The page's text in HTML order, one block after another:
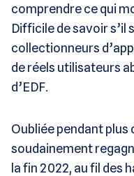
comprendre ce qui
Difficile de savoir s’il
collectionneurs
de réels utilisateurs
d’EDF.
Oubliée pendant plus
soudainement
la fin 2022, au fil des